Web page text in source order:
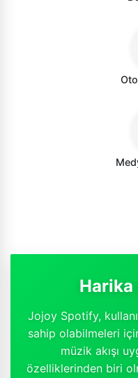
Harika
Jojoy Spotify,
sahip olabilmeleri
müzik akışı
özelliklerinden biri